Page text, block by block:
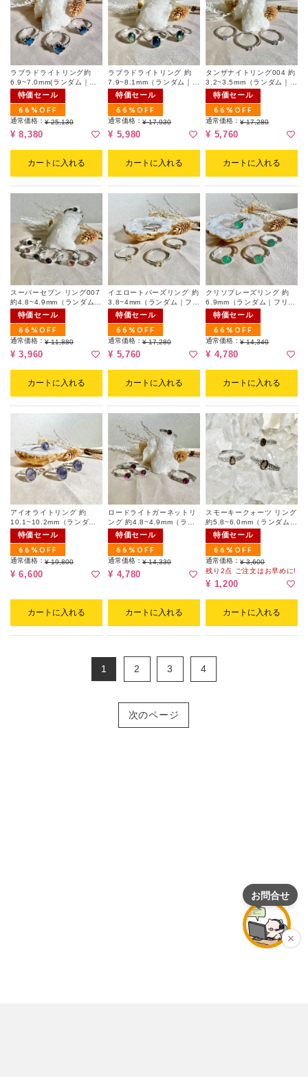
ラブラドライトリング約
6.9~7.0mm(ランダム｜フ
リーサイズ|天然キズ有)
特価セール
66%OFF
通常価格： ¥ 25,130
¥ 8,380
カートに入れる
ラブラドライトリング 約
7.9~8.1mm（ランダム｜フ
リーサイズ）
特価セール
66%OFF
通常価格：¥ 17,930
¥ 5,980
カートに入れる
タンザナイトリング004 約
3.2~3.5mm（ランダム｜フ
リーサイズ）
特価セール
66%OFF
通常価格：¥ 17,280
¥ 5,760
カートに入れる
スーパーセブン リング007
約4.8~4.9mm（ランダム｜
フリーサイズ）
特価セール
66%OFF
通常価格： ¥ 11,880
¥ 3,960
カートに入れる
イエロートパーズリング 約
3.8~4mm（ランダム｜フリ
ーサイズ）
特価セール
66%OFF
通常価格：¥ 17,280
¥ 5,760
カートに入れる
クリソプレーズリング 約
6.9mm（ランダム｜フリー
サイズ）
特価セール
66%OFF
通常価格：¥ 14,340
¥ 4,780
カートに入れる
アイオライトリング 約
10.1~10.2mm（ランダム
｜フリーサイズ）
特価セール
66%OFF
通常価格： ¥ 19,800
¥ 6,600
カートに入れる
ロードライトガーネットリ
ング 約4.8~4.9mm（ラン
ダム｜フリーサイズ）
特価セール
66%OFF
通常価格：¥ 14,330
¥ 4,780
カートに入れる
スモーキークォーツ リング
約5.8~6.0mm（ランダム｜
フリーサイズ）
特価セール
66%OFF
通常価格：¥ 3,600
残り2点 ご注文はお早めに!
¥ 1,200
カートに入れる
1 2 3 4
次のページ